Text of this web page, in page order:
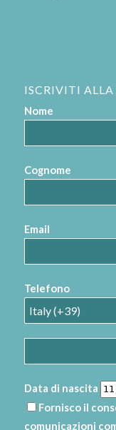
ISCRIVITI
Nome
Cognome
Email
Telefono
Data di nascita
Fornisco il
comunicazioni